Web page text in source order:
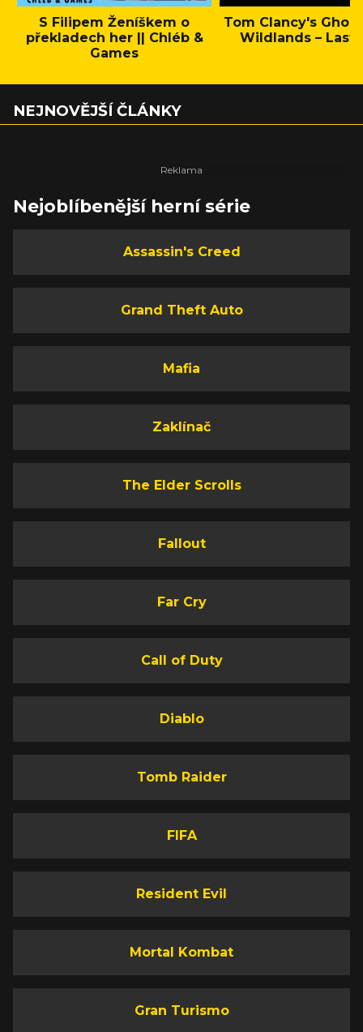
S Filipem Ženíškem o
překladech her || Chléb &
Games
Tom Clancy's
Wildlands – Last
NEJNOVĚJŠÍ ČLÁNKY
Nejoblíbenější herní série
Assassin's Creed
Grand Theft Auto
Mafia
Zaklínač
The Elder Scrolls
Fallout
Far Cry
Call of Duty
Diablo
Tomb Raider
FIFA
Resident Evil
Mortal Kombat
Gran Turismo